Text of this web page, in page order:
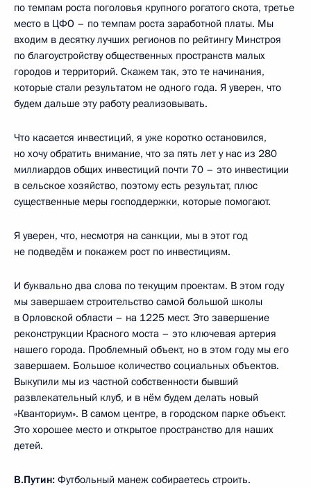
по темпам роста поголовья крупного рогатого скота, третье
место в ЦФО – по темпам роста заработной платы. Мы
входим в десятку лучших регионов по рейтингу Минстроя
по благоустройству общественных пространств малых
городов и территорий. Скажем так, это те начинания,
которые стали результатом не одного года. Я уверен, что
будем дальше эту работу реализовывать.
Что касается инвестиций, я уже коротко остановился,
но хочу обратить внимание, что за пять лет у нас из 280
миллиардов общих инвестиций почти 70 – это инвестиции
в сельское хозяйство, поэтому есть результат, плюс
существенные меры господдержки, которые помогают.
Я уверен, что, несмотря на санкции, мы в этот год
не подведём и покажем рост по инвестициям.
И буквально два слова по текущим проектам. В этом году
мы завершаем строительство самой большой школы
в Орловской области – на 1225 мест. Это завершение
реконструкции Красного моста – это ключевая артерия
нашего города. Проблемный объект, но в этом году мы его
завершаем. Большое количество социальных объектов.
Выкупили мы из частной собственности бывший
развлекательный клуб, и в нём будем делать новый
«Кванториум». В самом центре, в городском парке объект.
Это хорошее место и открытое пространство для наших
детей.
В.Путин: Футбольный манеж собираетесь строить.